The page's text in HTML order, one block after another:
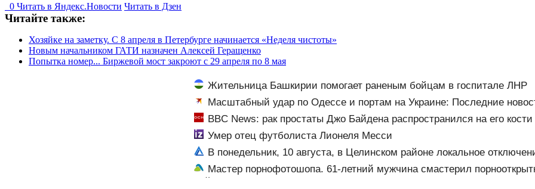
0 Читать в Яндекс.Новости Читать в Дзен
Читайте также:
Хозяйке на заметку. С 8 апреля в Петербурге начинается «Неделя чистоты»
Новым начальником ГАТИ назначен Алексей Геращенко
Попытка номер... Биржевой мост закроют с 29 апреля по 8 мая
Жительница Башкирии помогает раненым бойцам в госпитале ЛНР
Масштабный удар по Одессе и портам на Украине: Последние
об ударах России 9 августа 2026 года
BBC News: рак простаты Джо Байдена распространился на его
Умер отец футболиста Лионеля Месси
В понедельник, 10 августа, в Целинском районе локальное
Мастер порнофотошопа. 61-летний мужчина смастерил
пойдёт под суд